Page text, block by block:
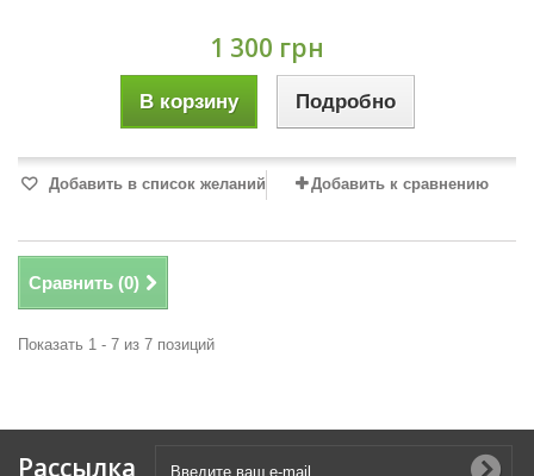
1 300 грн
В корзину Подробно
Добавить в список желаний Добавить к сравнению
Сравнить (0)
Показать 1 - 7 из 7 позиций
Рассылка